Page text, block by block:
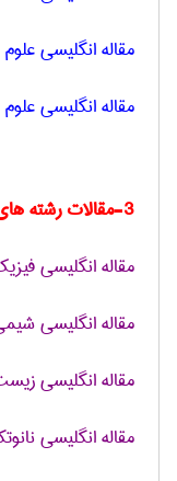
مقاله انگلیسی
مقاله انگلیسی
3-مقالات رشته های علوم پایه :
مقاله انگلیسی
مقاله انگلیسی
مقاله انگلیسی
مقاله انگلیسی